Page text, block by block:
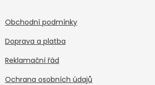
Obchodní podmínky
Doprava a platba
Reklamační řád
Ochrana osobních údajů